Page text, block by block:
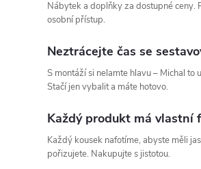
Nábytek a doplňky za dostupné ceny.
osobní přístup.
Neztrácejte čas se
S montáží si nelamte hlavu – Michal to
Stačí jen vybalit a máte hotovo.
Každý produkt má vlastní
Každý kousek nafotíme, abyste měli
pořizujete. Nakupujte s jistotou.